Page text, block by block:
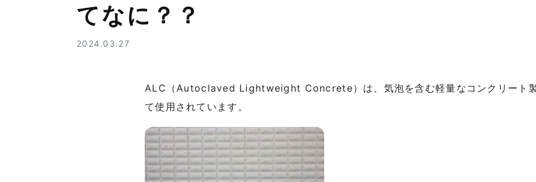
てなに？？
2024.03.27
ALC（Autoclaved Lightweight Concrete）は、気泡を含む軽量なコンクリート
て使用されています。